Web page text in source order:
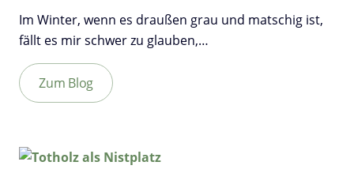
Im Winter, wenn es draußen grau und matschig ist,
fällt es mir schwer zu glauben,…
Zum Blog